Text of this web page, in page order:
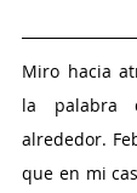
Miro hacia
la palabra
alrededor.
que en mi